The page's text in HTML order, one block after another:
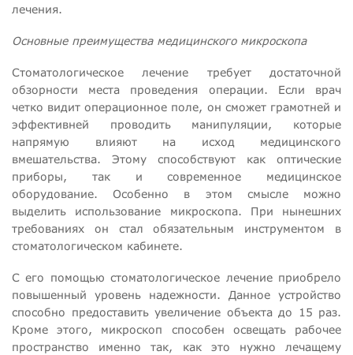
лечения.
Основные преимущества медицинского микроскопа
Стоматологическое лечение требует достаточной
обзорности места проведения операции. Если врач
четко видит операционное поле, он сможет грамотней и
эффективней проводить манипуляции, которые
напрямую влияют на исход медицинского
вмешательства. Этому способствуют как оптические
приборы, так и современное медицинское
оборудование. Особенно в этом смысле можно
выделить использование микроскопа. При нынешних
требованиях он стал обязательным инструментом в
стоматологическом кабинете.
С его помощью стоматологическое лечение приобрело
повышенный уровень надежности. Данное устройство
способно предоставить увеличение объекта до 15 раз.
Кроме этого, микроскоп способен освещать рабочее
пространство именно так, как это нужно лечащему